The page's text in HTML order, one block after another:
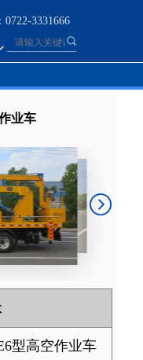
0722-3331666
业车
型高空作业车